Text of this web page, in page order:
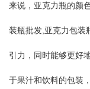
来说，亚克力瓶的颜
装瓶批发,亚克力包装
引力，同时能够更好
于果汁和饮料的包装